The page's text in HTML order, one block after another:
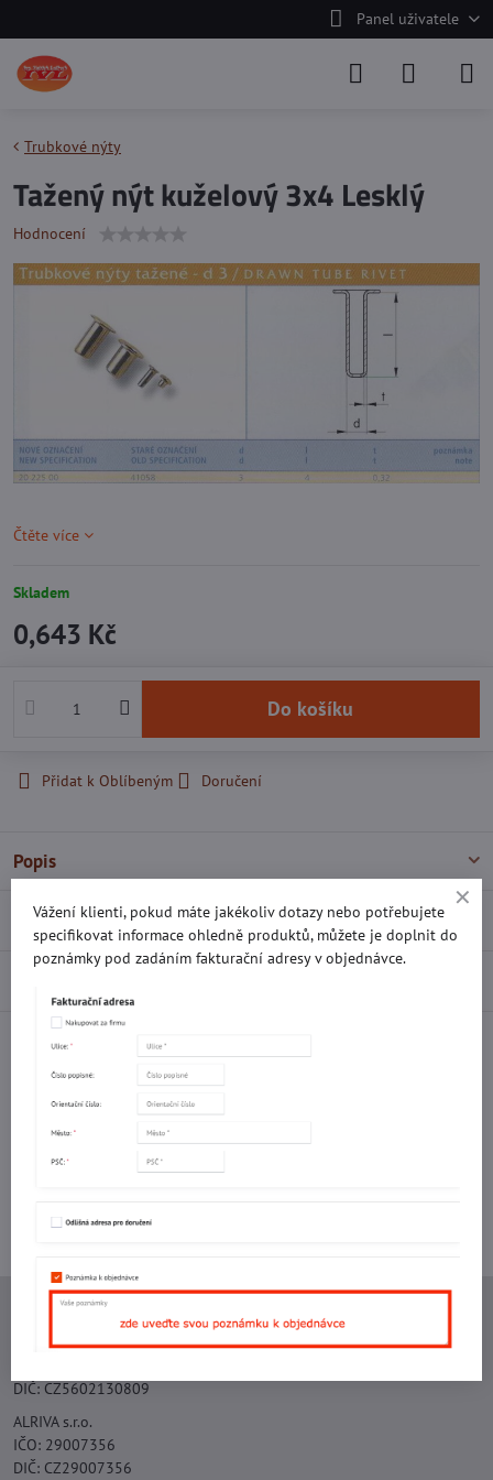
Panel uživatele
Trubkové nýty
Tažený nýt kuželový 3x4 Lesklý
Hodnocení
Čtěte více
Skladem
0,643 Kč
Do košíku
Přidat k Oblíbeným Doručení
Popis
Recenze 0
FacebookTwitterBlueskyPinterestReddit
Potřebujete poradit s objednávkou?
Ing. Vojtěch Lečbych - IVL
DIČ: CZ5602130809
ALRIVA s.r.o.
IČO: 29007356
DIČ: CZ29007356
Vážení klienti, pokud máte jakékoliv dotazy nebo potřebujete
specifikovat informace ohledně produktů, můžete je doplnit do
poznámky pod zadáním fakturační adresy v objednávce.